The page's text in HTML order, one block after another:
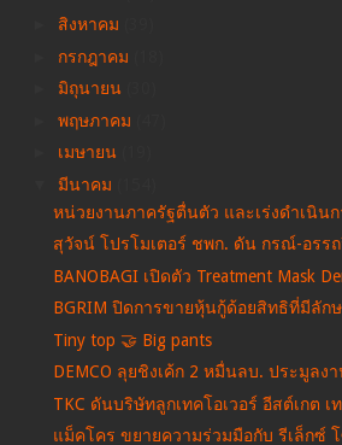
สิงหาคม
กรกฎาคม
มิถุนายน
พฤษภาคม
เมษายน
มีนาคม
หน่วยงานภาครัฐตื่นตัว และเร่งดำเนิน
สุวัจน์ โปรโมเตอร์ ชพก. ดัน กรณ์-อรร
BANOBAGI เปิดตัว Treatment Mask
BGRIM ปิดการขายหุ้นกู้ด้อยสิทธิที่มีลัก
Tiny top 🤝 Big pants
DEMCO ลุยชิงเค้ก 2 หมื่นลบ. ประมูลง
TKC ดันบริษัทลูกเทคโอเวอร์ อีสต์เกต เ
แม็คโคร ขยายความร่วมมือกับ รีเล็กซ์